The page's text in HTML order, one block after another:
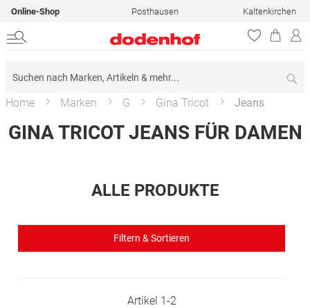
Online-Shop Posthausen Kaltenkirchen
Home Marken G Gina Tricot Jeans
GINA TRICOT JEANS FÜR DAMEN
ALLE PRODUKTE
Filtern & Sortieren
Artikel 1-2